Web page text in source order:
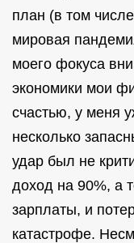
план (в том
мировая
моего фокуса
экономики мои
счастью, у меня
несколько
удар был не
доход на 90%, а
зарплаты, и
катастрофе.